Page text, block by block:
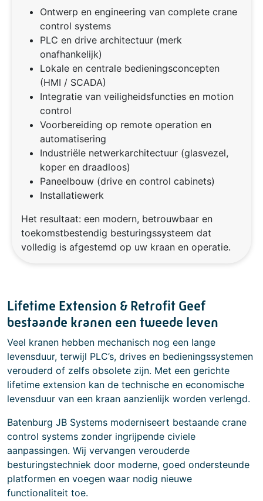
Ontwerp en engineering van complete crane
control systems
PLC en drive architectuur (merk
onafhankelijk)
Lokale en centrale bedieningsconcepten
(HMI / SCADA)
Integratie van veiligheidsfuncties en motion
control
Voorbereiding op remote operation en
automatisering
Industriële netwerkarchitectuur (glasvezel,
koper en draadloos)
Paneelbouw (drive en control cabinets)
Installatiewerk
Het resultaat: een modern, betrouwbaar en
toekomstbestendig besturingssysteem dat
volledig is afgestemd op uw kraan en operatie.
Lifetime Extension & Retrofit Geef
bestaande kranen een tweede leven
Veel kranen hebben mechanisch nog een lange
levensduur, terwijl PLC’s, drives en bedieningssystemen
verouderd of zelfs obsolete zijn. Met een gerichte
lifetime extension kan de technische en economische
levensduur van een kraan aanzienlijk worden verlengd.
Batenburg JB Systems moderniseert bestaande crane
control systems zonder ingrijpende civiele
aanpassingen. Wij vervangen verouderde
besturingstechniek door moderne, goed ondersteunde
platformen en voegen waar nodig nieuwe
functionaliteit toe.